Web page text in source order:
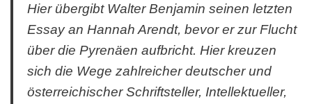
Hier übergibt Walter Benjamin seinen letzten
Essay an Hannah Arendt, bevor er zur Flucht
über die Pyrenäen aufbricht. Hier kreuzen
sich die Wege zahlreicher deutscher und
österreichischer Schriftsteller, Intellektueller,